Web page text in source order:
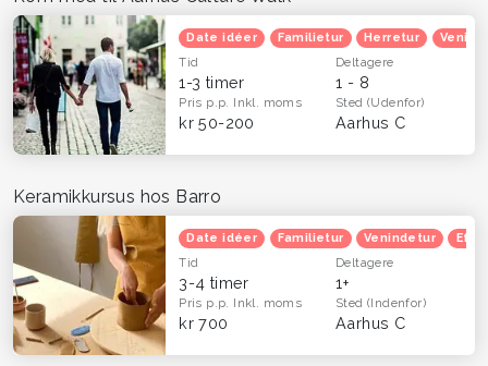
Date idéer Familietur Herretur
Tid
1-3 timer
Deltagere
1 - 8
Pris p.p. Inkl. moms
kr 50-200
Sted(Udenfor)
Aarhus C
Keramikkursus hos Barro
Date idéer Familietur Venindetur
Tid
3-4 timer
Deltagere
1+
Pris p.p. Inkl. moms
kr 700
Sted(Indenfor)
Aarhus C